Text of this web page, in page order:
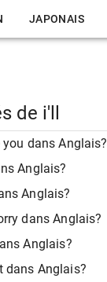
JAPONAIS
de i'll
dans Anglais?
Anglais?
Anglais?
dans Anglais?
Anglais?
dans Anglais?